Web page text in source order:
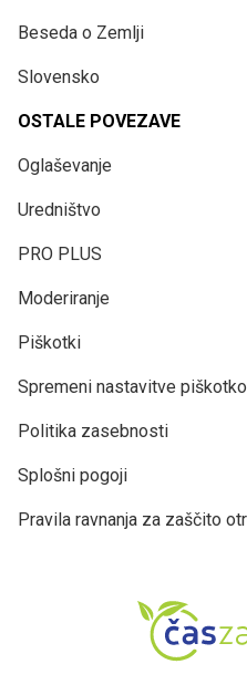
Beseda o Zemlji
Slovensko
OSTALE POVEZAVE
Oglaševanje
Uredništvo
PRO PLUS
Moderiranje
Piškotki
Spremeni nastavitve
Politika zasebnosti
Splošni pogoji
Pravila ravnanja za zaščito